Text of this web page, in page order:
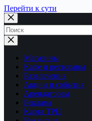
Перейти к сути
Магазины
Кафе и рестораны
Развлечения
Акции и события
Арендаторам
Реклама
Карта ТРЦ